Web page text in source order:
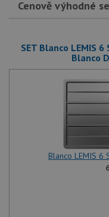
Cenově výhodné
SET Blanco LEMIS
Blanco
Blanco LEMIS 6